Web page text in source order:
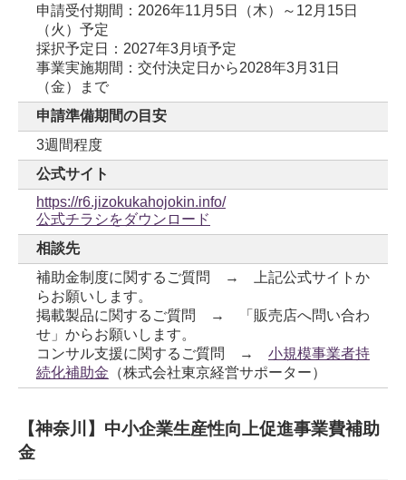
申請受付期間：2026年11月5日（木）～12月15日
（火）予定
採択予定日：2027年3月頃予定
事業実施期間：交付決定日から2028年3月31日
（金）まで
申請準備期間の目安
3週間程度
公式サイト
https://r6.jizokukahojokin.info/
公式チラシをダウンロード
相談先
補助金制度に関するご質問 → 上記公式サイトか
らお願いします。
掲載製品に関するご質問 → 「販売店へ問い合わ
せ」からお願いします。
コンサル支援に関するご質問 → 小規模事業者持
続化補助金 （株式会社東京経営サポーター）
【神奈川】中小企業生産性向上促進事業費補助
金